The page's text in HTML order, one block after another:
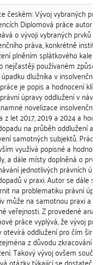
českém: Vývoj vybraných
Diplomová práce autora
o vývoji vybraných prvků v
práva, konkrétně
plněním splátkového
nejčastěji používaném
dlužníka v
je popis a hodnocení
úpravy oddlužení v
novelizace
z let 2017, 2019 a 2024 a
na průběh oddlužení a
samotných subjektů. Práce
využívá popisné a
a dále místy doplněná o
jednotlivých právních
v praxi. Autor se dále
na problematiku právní
může na samotnou praxi a
veřejnosti. Z provedené
práce vyplývá, že vývoj
otevírá oddlužení pro čím širší
z důvodu zkracování
Takový vývoj ovšem